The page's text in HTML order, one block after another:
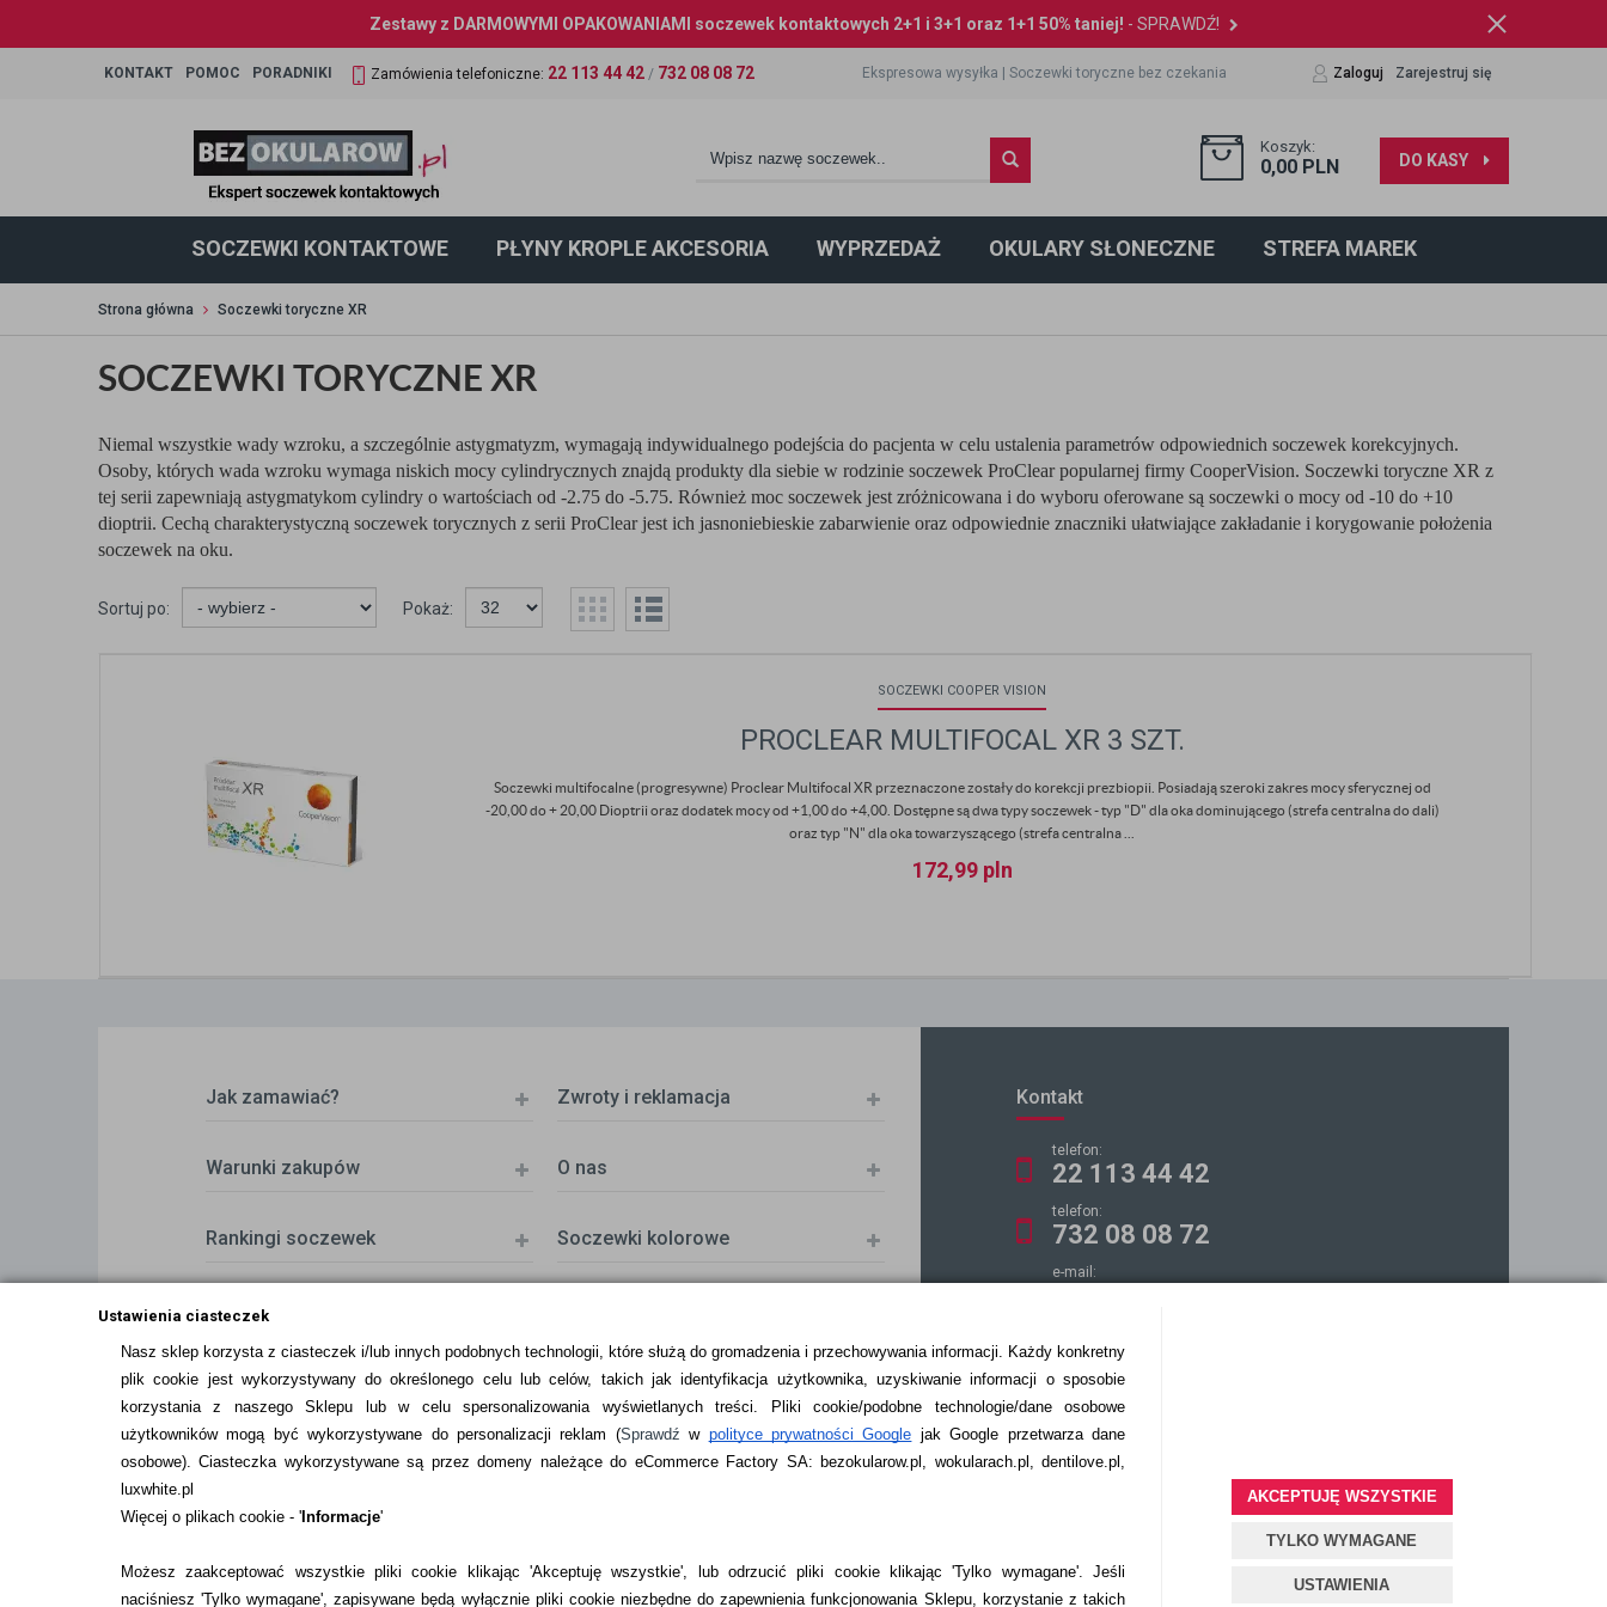
Ustawienia ciasteczek
Nasz sklep korzysta z ciasteczek i/lub innych podobnych technologii, które służą do gromadzenia i przechowywania informacji. Każdy konkretny
plik cookie jest wykorzystywany do określonego celu lub celów, takich jak identyfikacja użytkownika, uzyskiwanie informacji o sposobie
korzystania z naszego Sklepu lub w celu spersonalizowania wyświetlanych treści.
Pliki cookie/podobne technologie/dane osobowe
użytkowników mogą być wykorzystywane do personalizacji reklam (Sprawdźw polityce prywatności Google jak Google przetwarza dane
osobowe). Ciasteczka wykorzystywane są przez domeny należące do eCommerce Factory SA: bezokularow.pl, wokularach.pl, dentilove.pl,
luxwhite.pl
Więcej o plikach cookie - 'Informacje'
Możesz zaakceptować wszystkie pliki cookie klikając 'Akceptuję wszystkie', lub odrzucić pliki cookie klikając 'Tylko wymagane'. Jeśli
naciśniesz 'Tylko wymagane', zapisywane będą wyłącznie pliki cookie niezbędne do zapewnienia funkcjonowania Sklepu, korzystanie z takich
AKCEPTUJĘ WSZYSTKIE
TYLKO WYMAGANE
USTAWIENIA
Zestawy z DARMOWYMI OPAKOWANIAMI soczewek kontaktowych 2+1 i 3+1 oraz 1+1 50% taniej! - SPRAWDŹ!
KONTAKT POMOC PORADNIKI Zamówienia telefoniczne: 22 113 44 42 / 732 08 08 72 Ekspresowa wysyłka |Soczewki toryczne bez czekania Zaloguj Zarejestruj się
Koszyk:
0,00 PLN DO KASY
SOCZEWKI KONTAKTOWE PŁYNY KROPLE AKCESORIA WYPRZEDAŻ OKULARY SŁONECZNE STREFA MAREK
Strona główna Soczewki toryczne XR
SOCZEWKI TORYCZNE XR
Niemal wszystkie wady wzroku, a szczególnie astygmatyzm, wymagają indywidualnego podejścia do pacjenta w celu ustalenia parametrów odpowiednich soczewek korekcyjnych.
Osoby, których wada wzroku wymaga niskich mocy cylindrycznych znajdą produkty dla siebie w rodzinie soczewek ProClear popularnej firmy CooperVision. Soczewki toryczne XR z
tej serii zapewniają astygmatykom cylindry o wartościach od -2.75 do -5.75. Również moc soczewek jest zróżnicowana i do wyboru oferowane są soczewki o mocy od -10 do +10
dioptrii. Cechą charakterystyczną soczewek torycznych z serii ProClear jest ich jasnoniebieskie zabarwienie oraz odpowiednie znaczniki ułatwiające zakładanie i korygowanie położenia
soczewek na oku.
Sortuj po: Pokaż:
SOCZEWKI COOPER VISION
PROCLEAR MULTIFOCAL XR 3 SZT.
Soczewki multifocalne (progresywne) Proclear Multifocal XR przeznaczone zostały do korekcji prezbiopii. Posiadają szeroki zakres mocy sferycznej od
-20,00 do + 20,00 Dioptrii oraz dodatek mocy od +1,00 do +4,00. Dostępne są dwa typy soczewek - typ "D" dla oka dominującego (strefa centralna do dali)
oraz typ "N" dla oka towarzyszącego (strefa centralna ...
172,99 pln
Jak zamawiać? Zwroty i reklamacja
Warunki zakupów O nas
Rankingi soczewek Soczewki kolorowe
Zwrot (odstąpienie od umowy)
ZMIEŃ USTAWIENIA ZGODY NA CIASTECZKA
Kontakt
telefon:
22 113 44 42
telefon:
732 08 08 72
e-mail: